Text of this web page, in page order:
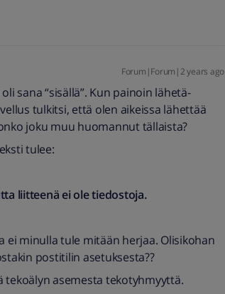
Forum|Forum|2 years ago
sana “sisällä”. Kun painoin lähetä-
tulkitsi, että olen aikeissa lähettää
joku muu huomannut tällaista?
tulee:
liitteenä ei ole tiedostoja.
ei minulla tule mitään herjaa. Olisikohan
postitilin asetuksesta??
tekoälyn asemesta tekotyhmyyttä.